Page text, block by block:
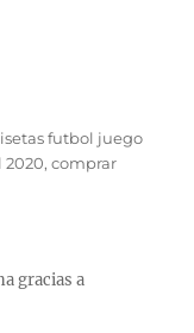
futbol juego
2020,comprar
gracias a